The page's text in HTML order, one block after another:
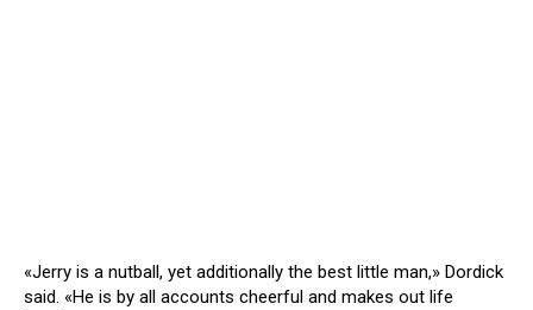
«Jerry is a nutball, yet additionally the best little man,» Dordick
said. «He is by all accounts cheerful and makes out life